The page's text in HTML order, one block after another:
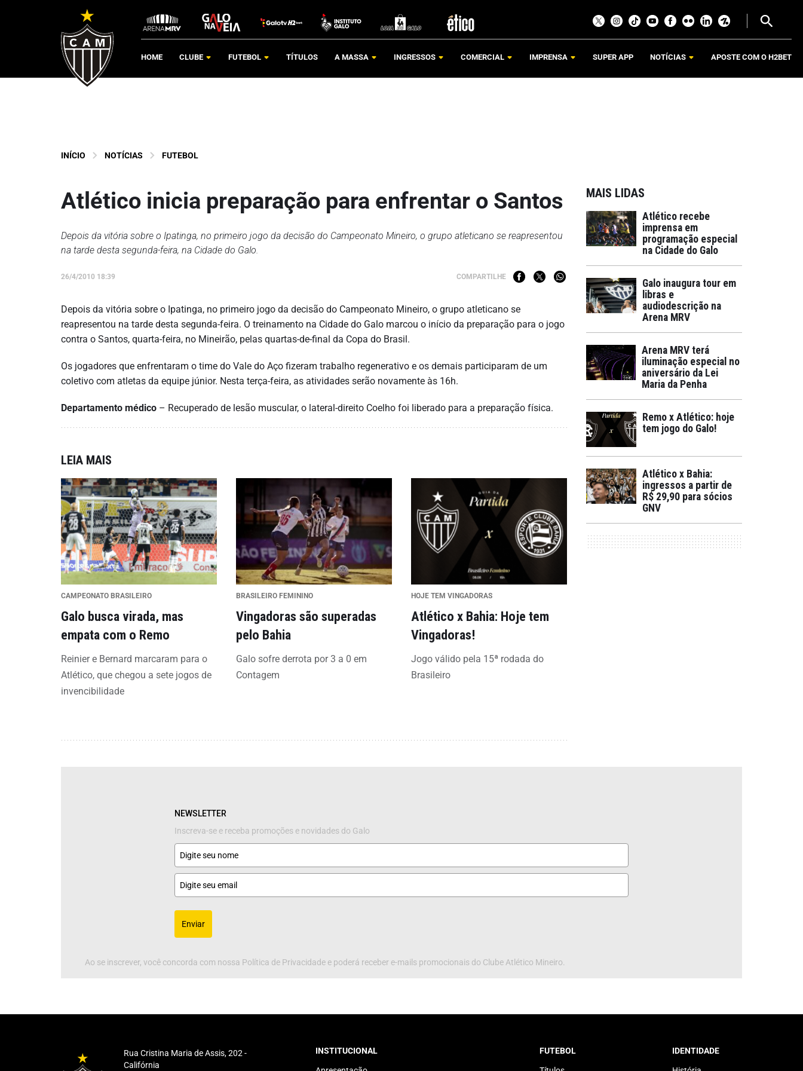
HOME CLUBE FUTEBOL TÍTULOS A MASSA INGRESSOS COMERCIAL IMPRENSA SUPER APP NOTÍCIAS APOSTE COM O H2BET
INÍCIO NOTÍCIAS FUTEBOL
Atlético inicia preparação para enfrentar o Santos
Depois da vitória sobre o Ipatinga, no primeiro jogo da decisão do Campeonato Mineiro, o grupo atleticano se reapresentou
na tarde desta segunda-feira, na Cidade do Galo.
26/4/2010 18:39 COMPARTILHE
Depois da vitória sobre o Ipatinga, no primeiro jogo da decisão do Campeonato Mineiro, o grupo atleticano se
reapresentou na tarde desta segunda-feira. O treinamento na Cidade do Galo marcou o início da preparação para o jogo
contra o Santos, quarta-feira, no Mineirão, pelas quartas-de-final da Copa do Brasil.
Os jogadores que enfrentaram o time do Vale do Aço fizeram trabalho regenerativo e os demais participaram de um
coletivo com atletas da equipe júnior. Nesta terça-feira, as atividades serão novamente às 16h.
Departamento médico – Recuperado de lesão muscular, o lateral-direito Coelho foi liberado para a preparação física.
LEIA MAIS
CAMPEONATO BRASILEIRO
Galo busca virada, mas
empata com o Remo
Reinier e Bernard marcaram para o
Atlético, que chegou a sete jogos de
invencibilidade
BRASILEIRO FEMININO
Vingadoras são superadas
pelo Bahia
Galo sofre derrota por 3 a 0 em
Contagem
HOJE TEM VINGADORAS
Atlético x Bahia: Hoje tem
Vingadoras!
Jogo válido pela 15ª rodada do
Brasileiro
MAIS LIDAS
Atlético recebe
imprensa em
programação especial
na Cidade do Galo
Galo inaugura tour em
libras e
audiodescrição na
Arena MRV
Arena MRV terá
iluminação especial no
aniversário da Lei
Maria da Penha
Remo x Atlético: hoje
tem jogo do Galo!
Atlético x Bahia:
ingressos a partir de
R$ 29,90 para sócios
GNV
NEWSLETTER
Inscreva-se e receba promoções e novidades do Galo
Enviar
Ao se inscrever, você concorda com nossa Política de Privacidade e poderá receber e-mails promocionais do Clube Atlético Mineiro.
Rua Cristina Maria de Assis, 202 -
Califórnia
INSTITUCIONAL FUTEBOL IDENTIDADE